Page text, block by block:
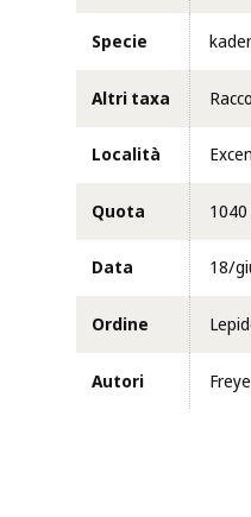
Specie
Altri taxa
Località
Quota
Data 18/
Ordine
Autori